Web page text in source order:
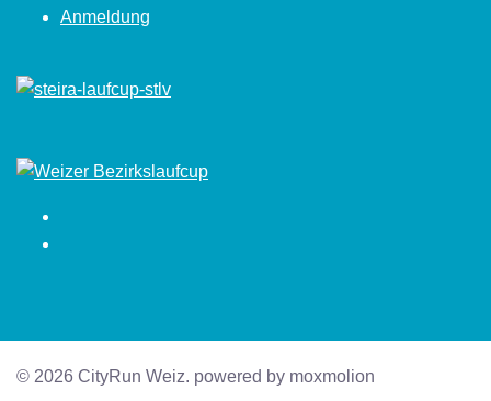
Anmeldung
© 2026 CityRun Weiz. powered by moxmolion